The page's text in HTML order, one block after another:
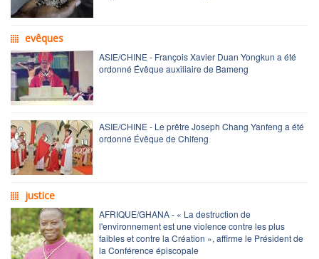
evêques
ASIE/CHINE - François Xavier Duan Yongkun a été
ordonné Évêque auxiliaire de Bameng
ASIE/CHINE - Le prêtre Joseph Chang Yanfeng a été
ordonné Évêque de Chifeng
justice
AFRIQUE/GHANA - « La destruction de
l'environnement est une violence contre les plus
faibles et contre la Création », affirme le Président de
la Conférence épiscopale